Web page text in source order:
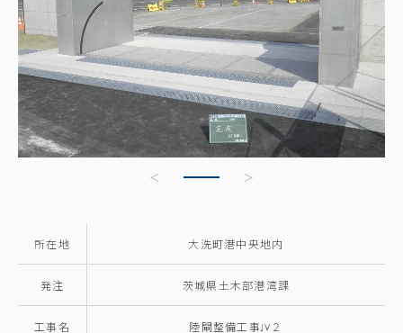
所在地 大洗町港中央地内
発注 茨城県土木部港湾課
工事名 陸閘整備工事JV２